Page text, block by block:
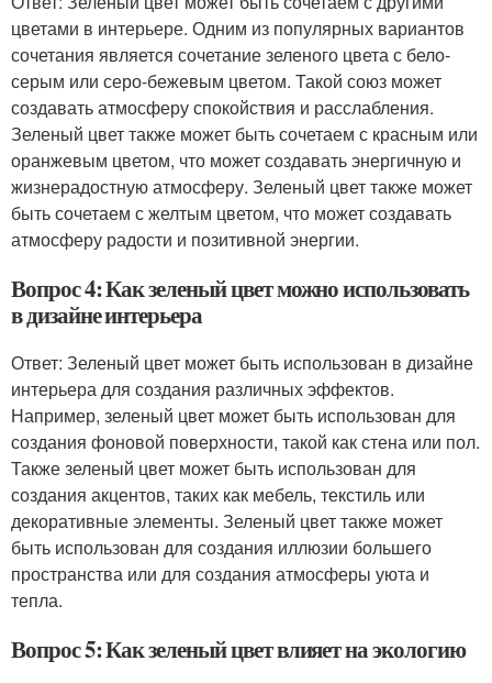
цветами в интерьере. Одним из популярных вариантов
сочетания является сочетание зеленого цвета с бело-
серым или серо-бежевым цветом. Такой союз может
создавать атмосферу спокойствия и расслабления.
Зеленый цвет также может быть сочетаем с красным или
оранжевым цветом, что может создавать энергичную и
жизнерадостную атмосферу. Зеленый цвет также может
быть сочетаем с желтым цветом, что может создавать
атмосферу радости и позитивной энергии.
Вопрос 4: Как зеленый цвет можно использовать
в дизайне интерьера
Ответ: Зеленый цвет может быть использован в дизайне
интерьера для создания различных эффектов.
Например, зеленый цвет может быть использован для
создания фоновой поверхности, такой как стена или пол.
Также зеленый цвет может быть использован для
создания акцентов, таких как мебель, текстиль или
декоративные элементы. Зеленый цвет также может
быть использован для создания иллюзии большего
пространства или для создания атмосферы уюта и
тепла.
Вопрос 5: Как зеленый цвет влияет на экологию